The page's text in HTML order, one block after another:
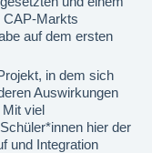
CAP-Markts
auf dem ersten
in dem sich
Auswirkungen
Mit viel
hier der
und Integration